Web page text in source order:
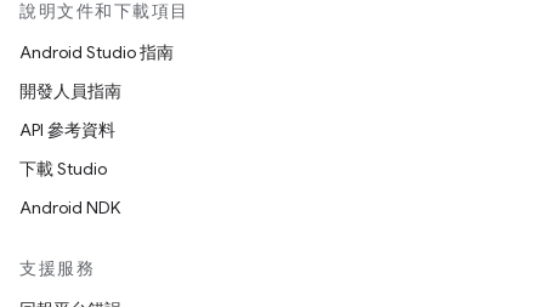
說明文件和下載項目
Android Studio 指南
開發人員指南
API 參考資料
下載 Studio
Android NDK
支援服務